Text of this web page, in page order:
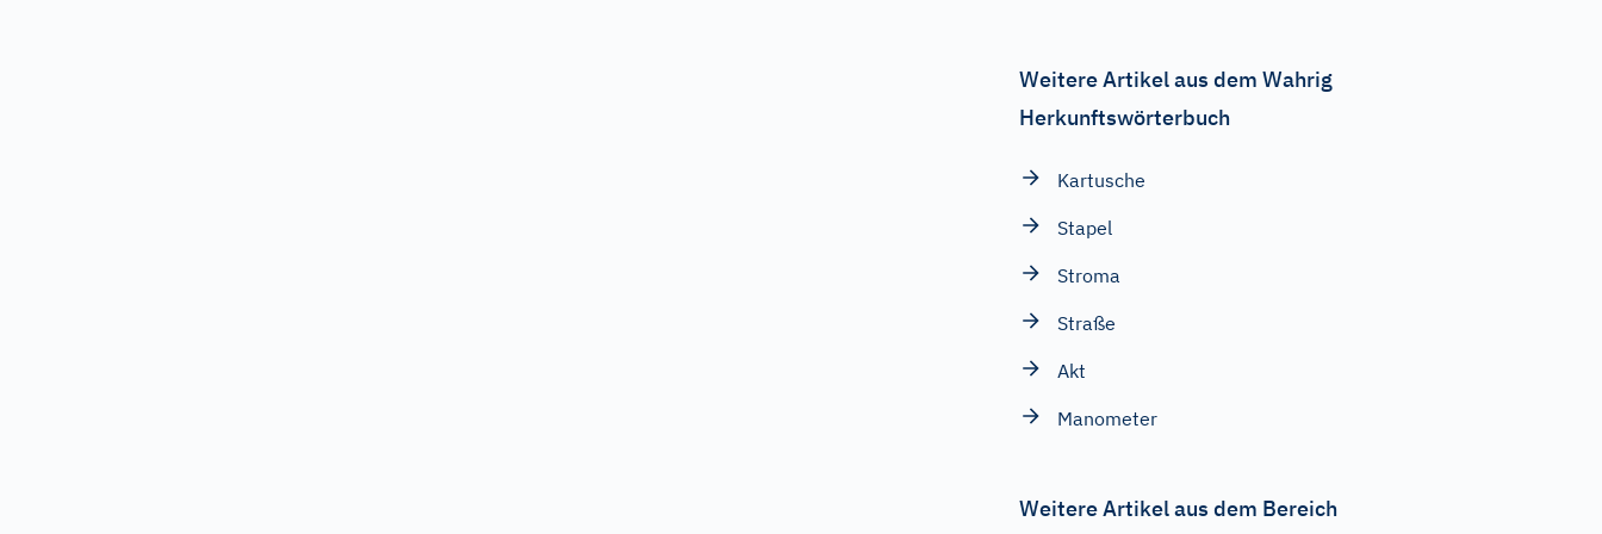
Weitere Artikel aus dem Wahrig
Herkunftswörterbuch
Kartusche
Stapel
Stroma
Straße
Akt
Manometer
Weitere Artikel aus dem Bereich